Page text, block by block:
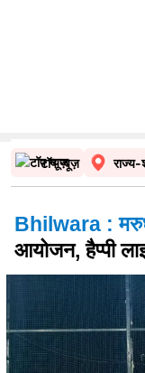
टॉप न्यूज़ राज्य-
Bhilwara :
आयोजन, हैप्पी